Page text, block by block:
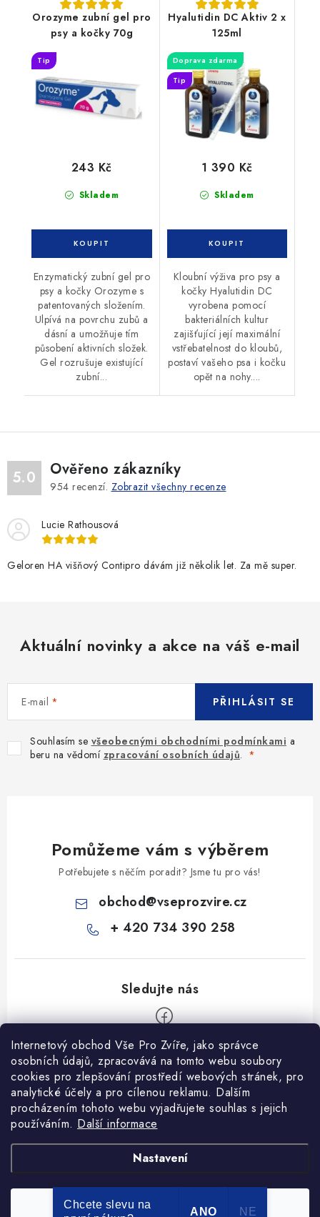
Internetový obchod Vše Pro Zvíře, jako správce
osobních údajů, zpracovává na tomto webu soubory
cookies pro zlepšování prostředí webových stránek, pro
analytické účely a pro cílenou reklamu. Dalším
procházením tohoto webu vyjadřujete souhlas s jejich
používáním. Další informace
Nastavení
Souhlasím
Orozyme zubní gel pro
psy a kočky 70g
Tip
Skladem
243 Kč
Enzymatický zubní gel pro
psy a kočky Orozyme s
patentovaných složením.
Ulpívá na povrchu zubů a
dásní a umožňuje tím
působení aktivních složek.
Gel rozrušuje existující
zubní...
Hyalutidin DC Aktiv 2 x
125ml
Doprava zdarma
Tip
Skladem
1 390 Kč
Kloubní výživa pro psy a
kočky Hyalutidin DC
vyrobena pomocí
bakteriálních kultur
zajišťující její maximální
vstřebatelnost do kloubů,
postaví vašeho psa i kočku
opět na nohy....
5.0 Ověřeno zákazníky
954 recenzí. Zobrazit všechny recenze
Lucie Rathousová
Geloren HA višňový Contipro dávám již několik let. Za mě super.
Aktuální novinky a akce na váš e-mail
E-mail
Souhlasím se všeobecnými obchodními podmínkami a
beru na vědomí zpracování osobních údajů.
PŘIHLÁSIT SE
Pomůžeme vám s výběrem
Potřebujete s něčím poradit? Jsme tu pro vás!
obchod@vseprozvire.cz
+ 420 734 390 258
Informace pro Vás
Ceník dopravy
Kontakty
Obchodní podmínky
Podmínky ochrany osobních údajů
Heuréka recenze
Copyright 2026Vše Pro Zvíře . Všechna práva vyhrazena.
Chcete slevu na
ANO NE